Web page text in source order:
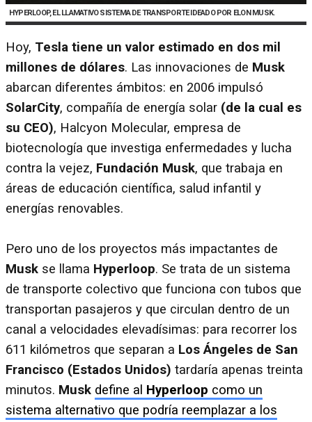
HYPERLOOP, EL LLAMATIVO SISTEMA DE TRANSPORTE IDEADO POR ELON MUSK.
Hoy, Tesla tiene un valor estimado en dos mil
millones de dólares. Las innovaciones de Musk
abarcan diferentes ámbitos: en 2006 impulsó
SolarCity, compañía de energía solar (de la cual es
su CEO), Halcyon Molecular, empresa de
biotecnología que investiga enfermedades y lucha
contra la vejez, Fundación Musk, que trabaja en
áreas de educación científica, salud infantil y
energías renovables.
Pero uno de los proyectos más impactantes de
Musk se llama Hyperloop. Se trata de un sistema
de transporte colectivo que funciona con tubos que
transportan pasajeros y que circulan dentro de un
canal a velocidades elevadísimas: para recorrer los
611 kilómetros que separan a Los Ángeles de San
Francisco (Estados Unidos) tardaría apenas treinta
minutos. Musk define al Hyperloop como un
sistema alternativo que podría reemplazar a los